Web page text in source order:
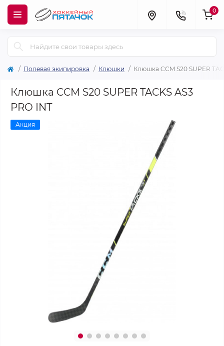
0
Полевая экипировка Клюшки Клюшка CCM S20 SUPER
Клюшка CCM S20 SUPER TACKS AS3
PRO INT
Акция